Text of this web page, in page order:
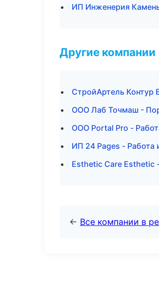
ИП Инженерия
Другие компании
СтройАртель Контур
ООО Лаб Точмаш -
ООО Portal Pro -
ИП 24 Pages - Работа
Esthetic Care Esthetic
← Все компании в